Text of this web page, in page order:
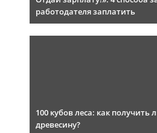
работодателя заплатить
100 кубов леса: как получить
древесину?